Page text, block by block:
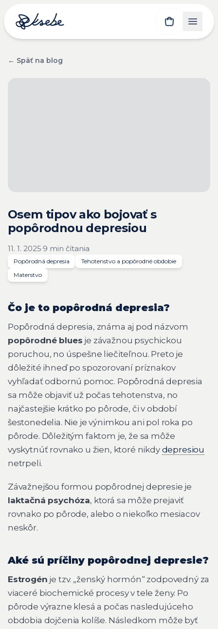
← Späť na blog
Osem tipov ako bojovať s
popôrodnou depresiou
11. 1. 2025·9 min čítania
Popôrodná depresia
Tehotenstvo a popôrodné obdobie
Materstvo
Čo je to popôrodná depresia?
Popôrodná depresia, známa aj pod názvom
popôrodné blues je závažnou psychickou
poruchou, no úspešne liečiteľnou. Preto je
dôležité ihneď po spozorovaní príznakov
vyhľadať odbornú pomoc. Popôrodná depresia
sa môže objaviť už počas tehotenstva, no
najčastejšie krátko po pôrode, či v období
šestonedelia. Nie je výnimkou ani pol roka po
pôrode. Dôležitým faktom je, že sa môže
vyskytnúť rovnako u žien, ktoré nikdy depresiou
netrpeli.
Závažnejšou formou popôrodnej depresie je
laktačná psychóza, ktorá sa môže prejaviť
rovnako po pôrode, alebo o niekoľko mesiacov
neskôr.
Aké sú príčiny popôrodnej depresie?
Estrogén je tzv. „ženský hormón“ zodpovedný za
viaceré biochemické procesy v tele ženy. Po
pôrode výrazne klesá a počas nasledujúceho
obdobia dojčenia kolíše. Následkom môže byť